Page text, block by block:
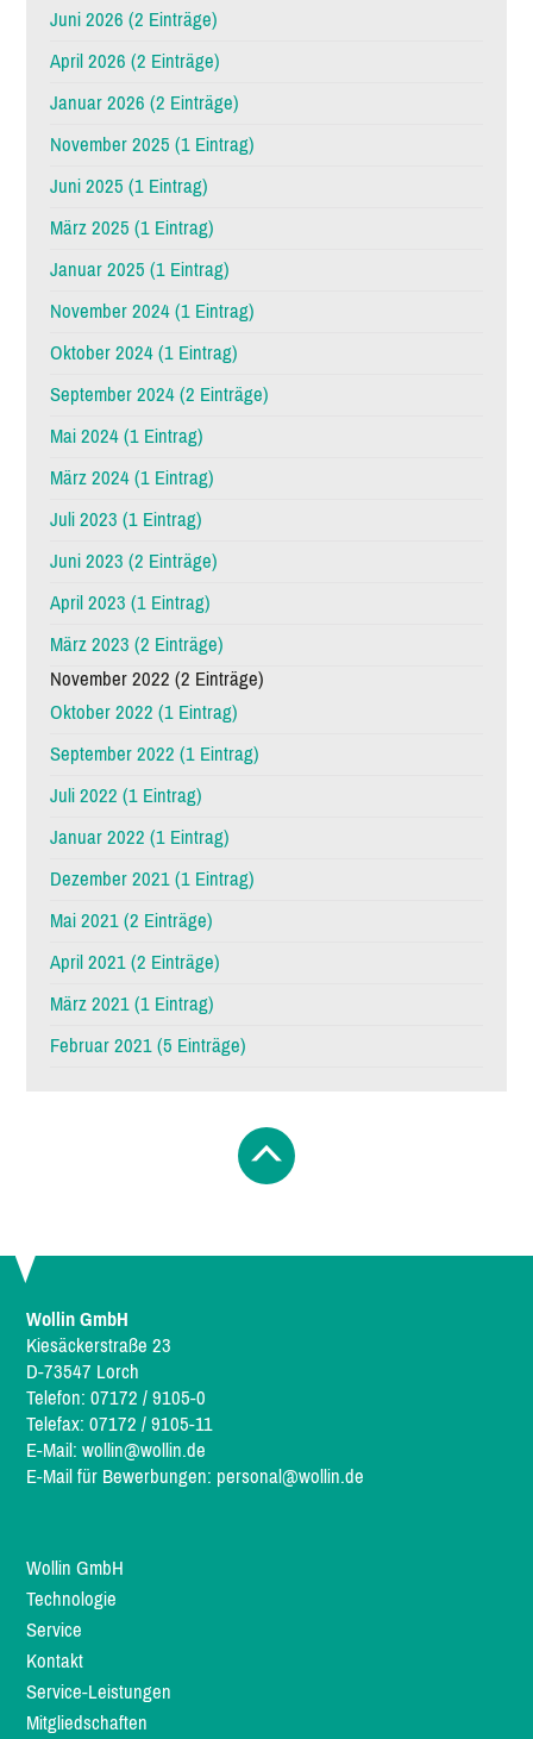
Juni 2026 (2 Einträge)
April 2026 (2 Einträge)
Januar 2026 (2 Einträge)
November 2025 (1 Eintrag)
Juni 2025 (1 Eintrag)
März 2025 (1 Eintrag)
Januar 2025 (1 Eintrag)
November 2024 (1 Eintrag)
Oktober 2024 (1 Eintrag)
September 2024 (2 Einträge)
Mai 2024 (1 Eintrag)
März 2024 (1 Eintrag)
Juli 2023 (1 Eintrag)
Juni 2023 (2 Einträge)
April 2023 (1 Eintrag)
März 2023 (2 Einträge)
November 2022 (2 Einträge)
Oktober 2022 (1 Eintrag)
September 2022 (1 Eintrag)
Juli 2022 (1 Eintrag)
Januar 2022 (1 Eintrag)
Dezember 2021 (1 Eintrag)
Mai 2021 (2 Einträge)
April 2021 (2 Einträge)
März 2021 (1 Eintrag)
Februar 2021 (5 Einträge)
Wollin GmbH
Kiesäckerstraße 23
D-73547 Lorch
Telefon: 07172 / 9105-0
Telefax: 07172 / 9105-11
E-Mail:wollin@wollin.de
E-Mail für Bewerbungen:personal@wollin.de
Wollin GmbH
Technologie
Service
Kontakt
Service-Leistungen
Mitgliedschaften